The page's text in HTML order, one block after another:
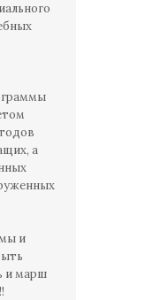
а
и
и марш